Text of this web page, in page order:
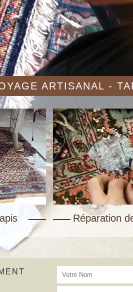
ARTISANAL -
Réparation